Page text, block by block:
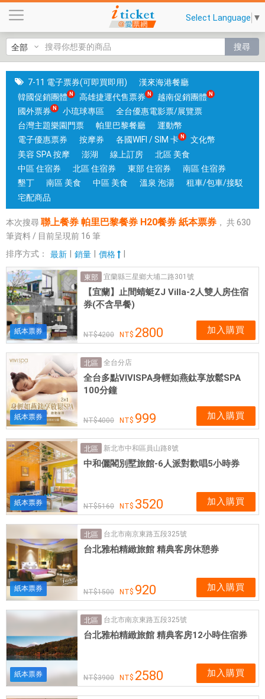
餐
券
帕
里
巴
黎
餐
券
H
2
0
券
紙
券
|
愛
Select Language ▼
搜尋
7-11 電子票券(可即買即用)
漢來海港餐廳
韓國促銷團體
高雄捷運代售票券
越南促銷團體
國外票券
小琉球專區
全台優惠電影票/展覽票
台灣主題樂園門票
帕里巴黎餐廳
運動幣
電子優惠票券
按摩券 各國WIFI / SIM 卡
文化幣
美容 SPA 按摩
澎湖 線上訂房
北區 美食
中區 住宿券
北區 住宿券 東部 住宿券
南區 住宿券
墾丁
南區 美食 中區 美食 溫泉 泡湯
租車/包車/接駁
宅配商品
本次搜尋 聯上餐券 帕里巴黎餐券 H20餐券 紙本票券 ， 共630
筆資料 / 目前呈現前 16 筆
排序方式：
最新 銷量 價格
紙本票券
東部 宜蘭縣三星鄉大埔二路301號
【宜蘭】止間蜻蜓ZJ Villa-2人雙人房住宿
券(不含早餐)
4200 2800 加入購買
紙本票券
北區 全台分店
全台多點VIVISPA身輕如燕鈦享放鬆SPA
100分鐘
4000 999 加入購買
紙本票券
北區 新北市中和區員山路8號
中和儷閣別墅旅館-6人派對歡唱5小時券
5160 3520 加入購買
紙本票券
北區 台北市南京東路五段325號
台北雅柏精緻旅館 精典客房休憩券
1500 920 加入購買
紙本票券
北區 台北市南京東路五段325號
台北雅柏精緻旅館 精典客房12小時住宿券
3900 2580 加入購買